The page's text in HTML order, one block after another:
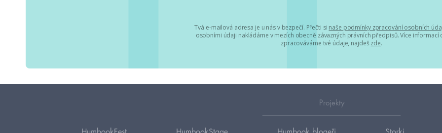
Tvá e-mailová adresa je u nás v bezpečí. Přečti si naše podmínky zpracování osobních
osobními údaji nakládáme v mezích obecně závazných právních předpisů. Více informací
zpracováváme tvé údaje, najdeš zde.
Projekty